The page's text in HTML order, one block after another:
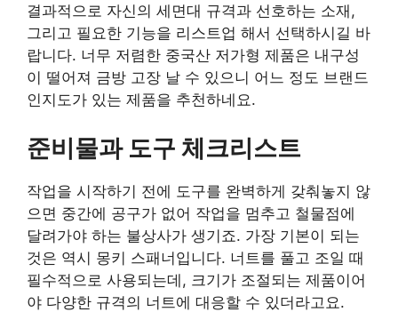
결과적으로 자신의 세면대 규격과 선호하는 소재,
그리고 필요한 기능을 리스트업 해서 선택하시길 바
랍니다. 너무 저렴한 중국산 저가형 제품은 내구성
이 떨어져 금방 고장 날 수 있으니 어느 정도 브랜드
인지도가 있는 제품을 추천하네요.
준비물과 도구 체크리스트
작업을 시작하기 전에 도구를 완벽하게 갖춰놓지 않
으면 중간에 공구가 없어 작업을 멈추고 철물점에
달려가야 하는 불상사가 생기죠. 가장 기본이 되는
것은 역시 몽키 스패너입니다. 너트를 풀고 조일 때
필수적으로 사용되는데, 크기가 조절되는 제품이어
야 다양한 규격의 너트에 대응할 수 있더라고요.